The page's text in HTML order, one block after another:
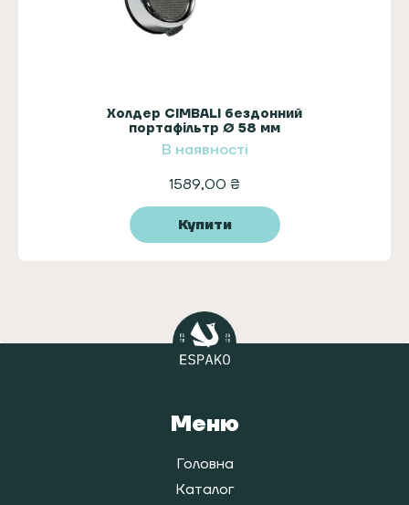
Холдер CIMBALI бездонний
портафільтр Ø 58 мм
В наявності
1589,00 ₴
Купити
Меню
Головна
Каталог